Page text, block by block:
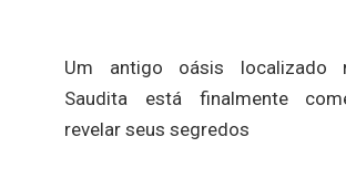
Um antigo oásis localizado
Saudita está finalmente
revelar seus segredos